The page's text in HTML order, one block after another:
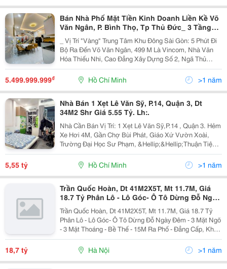
Bán Nhà Phố Mặt Tiền Kinh Doanh Liền Kề Võ
Văn Ngân, P. Bình Thọ, Tp Thủ Đức_ 3 Tầng
Sân Thượng _ 77 M2 Đất
_ Vị Trí "Vàng" Trung Tâm Khu Đông Sài Gòn: 5 Phút Đi
Bộ Ra Đến Võ Văn Ngân, 499 M Là Vincom, Nhà Văn
Hóa Thiếu Nhi, Cao Đẳng Xây Dựng Số 2, Ngã Thủ
Đức, Đại Học Sư Phạm Kĩ Thuật, Siêu Thị Coopmart,
Tiện Di Chuyển Về Các Quận Trung Tâm, Sân Bay
5.499.999.999₫ Hồ Chí Minh >1 năm
Nhà Bán 1 Xẹt Lê Văn Sỹ, P.14, Quận 3, Dt
34M2 Shr Giá 5.55 Tỷ. Lh:.
Nhà Cần Bán Vị Trí: 1 Xẹt Lê Văn Sỹ,P.14 , Quận 3. Hẻm
Xe Hơi 4M, Gần Chợ Bùi Phát, Giáo Xứ Vườn Xoài,
Trường Đại Học Sư Phạm, &Hellip;&Hellip;Thuận Tiện
Kinh Doanh Buôn Bán. Diện Tích 34 M2 (4&Times;8,5).
Kết Cấu: Trệt, Lầu , 2Pn,2Wc, Có...
5,55 tỷ Hồ Chí Minh >1 năm
Trần Quốc Hoàn, Dt 41M2X5T, Mt 11.7M, Giá
18.7 Tỷ Phân Lô - Lô Góc- Ô Tô Dừng Đỗ Ngày
Đêm - 3 Mặt Ngõ - 3 Mặt Thoáng - Bề Thế -
15M Ra Phố
Trần Quốc Hoàn, Dt 41M2X5T, Mt 11.7M, Giá 18.7 Tỷ
Phân Lô - Lô Góc- Ô Tô Dừng Đỗ Ngày Đêm - 3 Mặt Ngõ
- 3 Mặt Thoáng - Bề Thế - 15M Ra Phố - Đẳng Cấp, Khu
Phân Lô Đại Học Sư Phạm, 3 Mặt Thoáng Vĩnh Viễn. -
Thiết Kế : - T1: Kinh Doanh....
18,7 tỷ Hà Nội >1 năm